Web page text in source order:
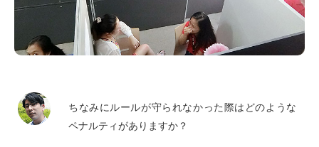
ちなみにルールが守られなかった際はどのような
ペナルティがありますか？